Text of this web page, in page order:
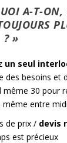
A-T-ON,
? »
un seul
des besoins et
même 30 pour
même entre
de prix / devis
est précieux